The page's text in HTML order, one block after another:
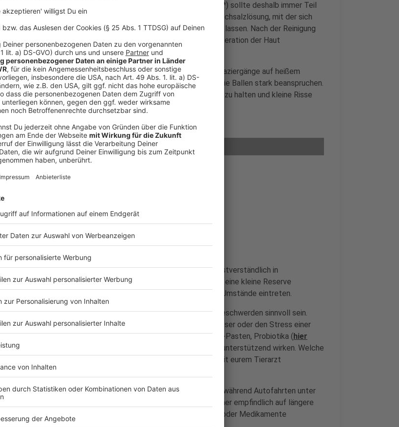
*) sollte deshalb immer Teil
derReiseapothekesein. Ergänzend empfiehlt sich eine sterile Kochsalzlösung, mit der sich
Schmutz oder Fremdkörper schonend aus einer Wunde entfernen lassen. Nach der Reinigung
können spezielle Wund- oder Heilsalben (
hier klicken
*) die Regeneration der Haut
unterstützen.
Besonders wichtig ist außerdem die Pflege der Pfoten. Lange Spaziergänge auf heißem
Asphalt, felsigen Wanderwegen oder sandigen Stränden können die Ballen stark beanspruchen.
Ein hochwertiger Pfotenbalsam hilft dabei, die Haut geschmeidig zu halten und kleine Risse
vorzubeugen.
Anzeige
© kerkezz | AdobeStock_172817827
Wanderurlaub mit Hund
Medikamente für Hunde auf Reisen
Anzeige
Benötigt euerHundregelmäßig Medikamente, sollten diese selbstverständlich in
ausreichender Menge mitgeführt werden. Empfehlenswert ist es, eine kleine Reserve
einzuplanen, falls sich die Rückreise verzögert oder unerwartete Umstände eintreten.
Darüber hinaus können auch einige Präparate für typische Reisebeschwerden sinnvoll sein.
Viele Hunde reagieren auf Futterumstellungen, ungewohntes Wasser oder den Stress einer
längeren Fahrt mit Verdauungsproblemen. Spezielle Magen-Darm-Pasten, Probiotika (hier
klicken
*) oder Elektrolytlösungen können in solchen Situationen unterstützend wirken. Welche
Produkte für euren Hund geeignet sind, solltet ihr jedoch vorab mit eurem Tierarzt
besprechen.
Ein weiteres Thema ist die Reisekrankheit. MancheHunde
leiden während Autofahrten unter
Übelkeit oder Erbrechen. Falls ihr bereits wisst, dass euer Vierbeiner empfindlich auf längere
Fahrten reagiert, kann euch euer Tierarzt geeignete Maßnahmen oder Medikamente